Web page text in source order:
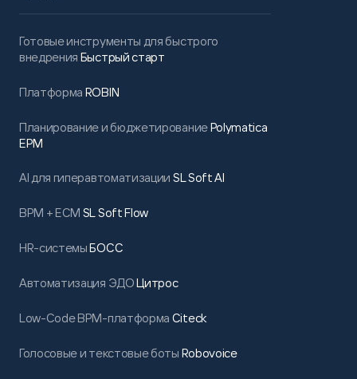
Готовые инструменты для быстрого
внедрения Быстрый старт
Платформа ROBIN
Планирование и бюджетированиеPolymatica
EPM
AI для гиперавтоматизации SL Soft AI
BPM + ECM SL Soft Flow
HR-системыБОСС
Автоматизация ЭДОЦитрос
Low-Code BPM-платформа Citeck
Голосовые и текстовые боты Robovoice